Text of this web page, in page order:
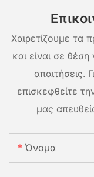
Χαιρετίζουμε τα
και είναι σε
απαιτήσεις.
επισκεφθείτε
μας
Όνομα